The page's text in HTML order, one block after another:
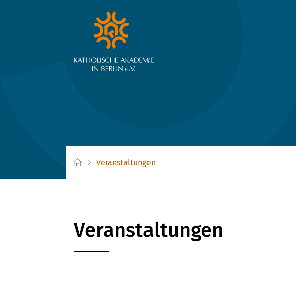
Veranstaltungen
Veranstaltungen